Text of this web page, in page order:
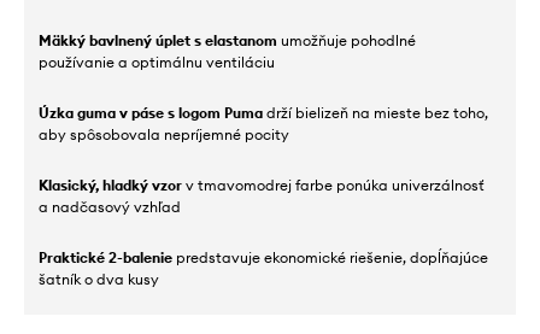
Mäkký bavlnený úplet s elastanom umožňuje pohodlné
používanie a optimálnu ventiláciu
Úzka guma v páse s logom Puma drží bielizeň na mieste bez toho,
aby spôsobovala nepríjemné pocity
Klasický, hladký vzor v tmavomodrej farbe ponúka univerzálnosť
a nadčasový vzhľad
Praktické 2-balenie predstavuje ekonomické riešenie, dopĺňajúce
šatník o dva kusy